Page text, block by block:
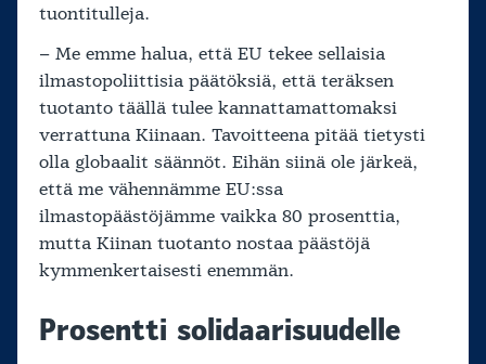
tuontitulleja.
– Me emme halua, että EU tekee sellaisia
ilmastopoliittisia päätöksiä, että teräksen
tuotanto täällä tulee kannattamattomaksi
verrattuna Kiinaan. Tavoitteena pitää tietysti
olla globaalit säännöt. Eihän siinä ole järkeä,
että me vähennämme EU:ssa
ilmastopäästöjämme vaikka 80 prosenttia,
mutta Kiinan tuotanto nostaa päästöjä
kymmenkertaisesti enemmän.
Prosentti solidaarisuudelle